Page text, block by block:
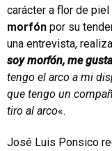
carácter a flor de
morfón por su
una entrevista,
soy morfón, me
tengo el arco a mi
que tengo un
tiro al arco«.
José Luis Ponsico